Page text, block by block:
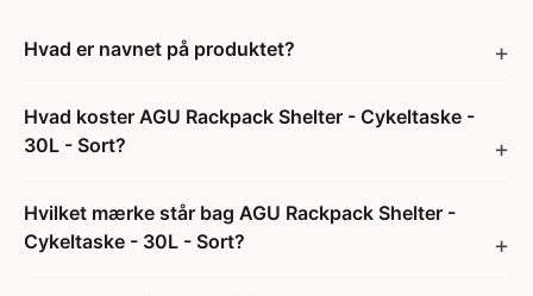
Hvad er navnet på produktet?
Hvad koster AGU Rackpack Shelter - Cykeltaske -
30L - Sort?
Hvilket mærke står bag AGU Rackpack Shelter -
Cykeltaske - 30L - Sort?